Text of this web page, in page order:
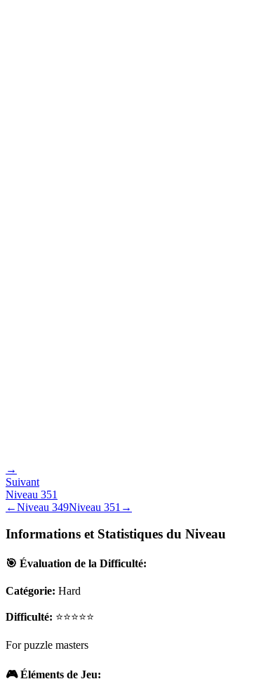
→
Suivant
Niveau 351
←Niveau 349Niveau 351 →
Informations et Statistiques du Niveau
🎯 Évaluation de la Difficulté:
Catégorie: Hard
Difficulté: ⭐⭐⭐⭐⭐
For puzzle masters
🎮 Éléments de Jeu: